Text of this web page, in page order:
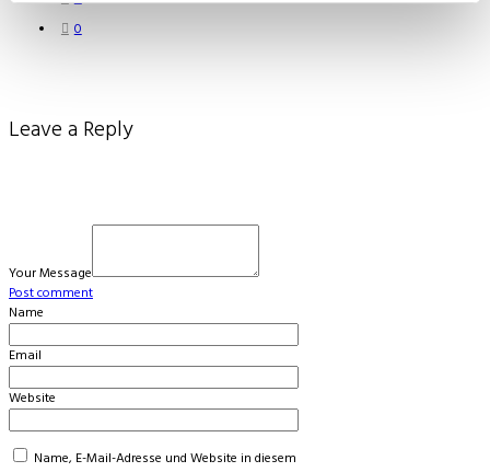
0
Leave a Reply
Your Message
Post comment
Name
Email
Website
Name, E-Mail-Adresse und Website in diesem